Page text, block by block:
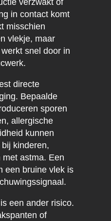
verzwakt of
in contact komt
misschien
vlekje, maar
snel door in
directe
Bepaalde
sporen
allergische
kunnen
kinderen,
astma. Een
een bruine vlek is
een ander risico.
of